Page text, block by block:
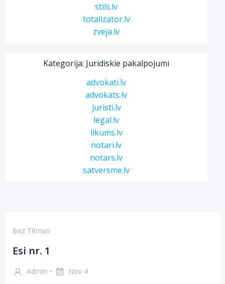
stils.lv
totalizator.lv
zveja.lv
Kategorija: Juridiskie pakalpojumi
advokati.lv
advokats.lv
juristi.lv
legal.lv
likums.lv
notari.lv
notars.lv
satversme.lv
Bez Tēmas
Esi nr. 1
Admin - Nov 4